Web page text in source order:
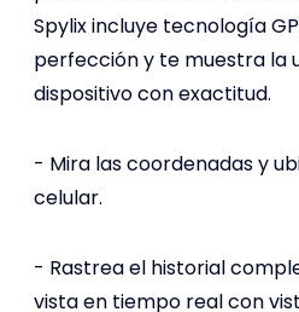
Spylix incluye tecnología
perfección y te muestra la
dispositivo con exactitud.
- Mira las coordenadas y
celular.
- Rastrea el historial
vista en tiempo real con